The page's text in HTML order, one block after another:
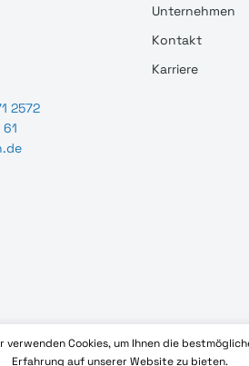
2572
Unternehmen
Kontakt
Karriere
verwenden Cookies, um Ihnen die
Erfahrung auf unserer Website zu bieten.